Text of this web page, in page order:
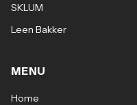
SKLUM
Leen Bakker
MENU
Home